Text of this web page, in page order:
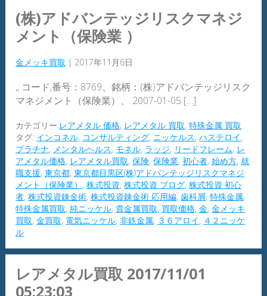
(株)アドバンテッジリスクマネジ
メント（保険業 ）
金メッキ買取 | 2017年11月6日
,, コード,番号：8769、銘柄：(株)アドバンテッジリスク
マネジメント（保険業）、 2007-01-05 […]
カテゴリー:レアメタル 価格, レアメタル 買取,特殊金属 買取
タグ: インコネル, コンサルティング, ニッケルス,ハステロイ,
プラチナ, メンタルヘルス, モネル, ラッジ, リードフレーム, レ
アメタル価格, レアメタル買取,保険,保険業,初心者,始め方,就
職支援,東京都,東京都目黒区(株)アドバンテッジリスクマネジ
メント（保険業） ,株式投資,株式投資 ブログ,株式投資 初心
者,株式投資錬金術,株式投資錬金術 応用編,歯科屑,特殊金属,
特殊金属買取,純ニッケル,貴金属買取, 買取価格,金,金メッキ
買取,金買取, 電気ニッケル,非鉄金属, ３６アロイ, ４２ニッケ
ル
レアメタル買取 2017/11/01
05:23:03